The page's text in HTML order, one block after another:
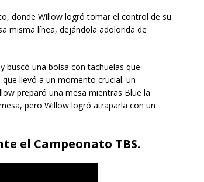
donde Willow logró tomar el control de su
misma línea, dejándola adolorida de
buscó una bolsa con tachuelas que
llevó a un momento crucial: un
preparó una mesa mientras Blue la
pero Willow logró atraparla con un
el Campeonato TBS.